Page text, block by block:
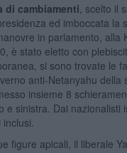
di cambiamenti , scelto il
ed imboccata la
in parlamento, alla
è stato eletto con
si sono trovate le
anti-Netanyahu della
insieme 8
e sinistra. Dai nazionalisti
figure apicali, il liberale